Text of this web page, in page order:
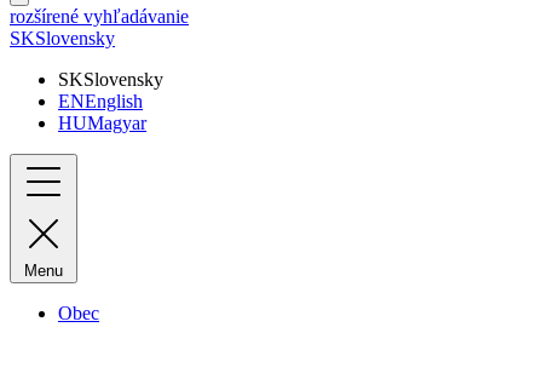
rozšírené vyhľadávanie
SKSlovensky
SKSlovensky
ENEnglish
HUMagyar
Menu
Obec